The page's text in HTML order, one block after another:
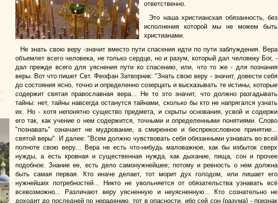
ответственно.
Это наша христианская обязанность, без
исполнения которой мы не можем быть
христианами.
Не знать свою веру -значит вместо пути спасения идти по пути заблуждения. Вера
объемлет всего человека, не только сердце, но и разум, который дал человеку Бог, -
дал прежде всего для уяснения пути ко спасению, или, что то же - для познания
веры. Вот что пишет Свт. Феофан Затворник: "Знать свою веру - значит, довести себя
до состояния ясно, точно и определенно созерцать и высказывать те истины, которые
содержит святая православная вера... Не то это значит, что должно разгадывать
тайны: нет, тайны навсегда останутся тайнами, сколько бы кто не напрягался узнать
их. Но - хотя непонятно существо предмета, и скрыты основания, усвой и содержи
его так, как учение о нем содержится, точными и определенными понятиями. Слово
"познавать" означает не мудрование, а смиренное и беспрекословное принятие...
святой веры". И далее: "Всем должно чувствовать себя обязанными узнавать во всей
полноте свою веру... Вера не есть что-нибудь маловажное, как бы избыток сверх
нужды, а есть кровная и существенная нужда, как дыхание, пища, сон и прочее
подобное. Знание ее, есть дело самонужнейшее; потому и ревность о нем должна
быть самая первая. Кто иначе делает, тот морит дух голодом, или лишает его
нужнейших потребностей... Никто не увольняется от обязательства узнавать всё
всевозможно... Различают веру уясненную и неуясненную... Кто сознательно не
доходит до последней по нерадению, тот в опасности, ибо сей сон (разума) - признак